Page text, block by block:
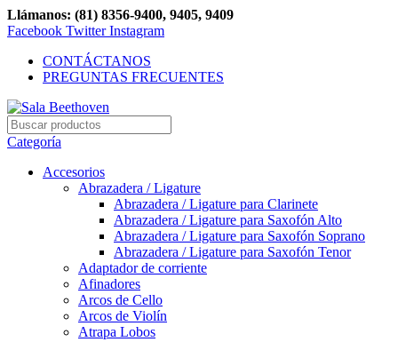
Llámanos: (81) 8356-9400, 9405, 9409
Facebook Twitter Instagram
CONTÁCTANOS
PREGUNTAS FRECUENTES
Categoría
Accesorios
Abrazadera / Ligature
Abrazadera / Ligature para Clarinete
Abrazadera / Ligature para Saxofón Alto
Abrazadera / Ligature para Saxofón Soprano
Abrazadera / Ligature para Saxofón Tenor
Adaptador de corriente
Afinadores
Arcos de Cello
Arcos de Violín
Atrapa Lobos